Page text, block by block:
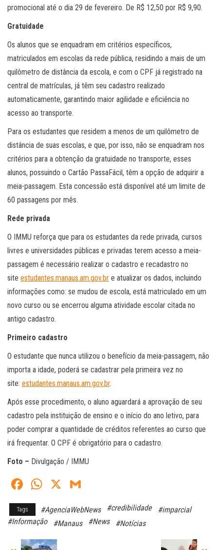
promocional até o dia 29 de fevereiro. De R$ 12,50 por R$ 9,90.
Gratuidade
Os alunos que se enquadram em critérios específicos,
matriculados em escolas da rede pública, residindo a mais de um
quilômetro de distância da escola, e com o CPF já registrado na
central de matrículas, já têm seu cadastro realizado
automaticamente, garantindo maior agilidade e eficiência no
acesso ao transporte.
Para os estudantes que residem a menos de um quilômetro de
distância de suas escolas, e que, por isso, não se enquadram nos
critérios para a obtenção da gratuidade no transporte, esses
alunos, possuindo o Cartão PassaFácil, têm a opção de adquirir a
meia-passagem. Esta concessão está disponível até um limite de
60 passagens por mês.
Rede privada
O IMMU reforça que para os estudantes da rede privada, cursos
livres e universidades públicas e privadas terem acesso a meia-
passagem é necessário realizar o cadastro e recadastro no
site estudantes.manaus.am.gov.br e atualizar os dados, incluindo
informações como: se mudou de escola, está matriculado em um
novo curso ou se encerrou alguma atividade escolar citada no
antigo cadastro.
Primeiro cadastro
O estudante que nunca utilizou o benefício da meia-passagem, não
importa a idade, poderá se cadastrar pela primeira vez no
site: estudantes.manaus.am.gov.br.
Após esse procedimento, o aluno aguardará a aprovação de seu
cadastro pela instituição de ensino e o início do ano letivo, para
poder comprar a quantidade de créditos referentes ao curso que
irá frequentar. O CPF é obrigatório para o cadastro.
Foto – Divulgação / IMMU
Fa
ce
bo
ok
W
ts
X
ail
Tags #AgenciaWebNews #credibilidade
#imparcial
#Informação
#Manaus #News #Notícias